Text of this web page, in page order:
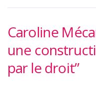
Caroline
une
par le droit”